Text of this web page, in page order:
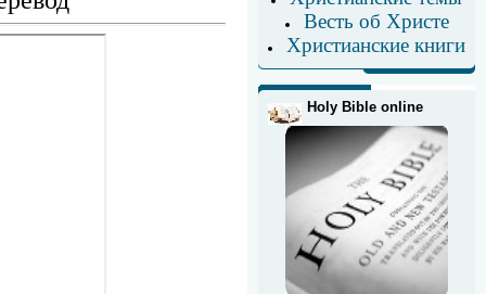
Весть об Христе
Христианские книги
Holy Bible online